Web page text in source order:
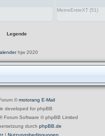
MeineErsteXT (51)
Legende
hjw 2020
©motorang E-Mail
developed for phpBB
Forum Software © phpBB Limited
durch phpBB.de
| Nutzungsbedingungen